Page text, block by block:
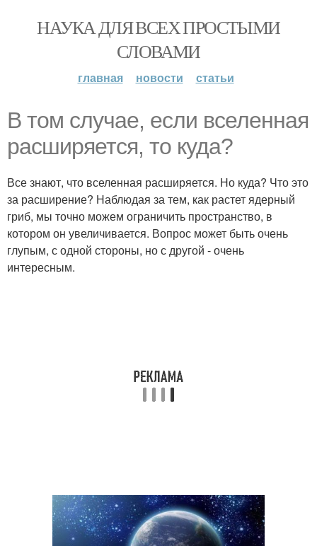
НАУКА ДЛЯ ВСЕХ ПРОСТЫМИ
СЛОВАМИ
главная новости статьи
В том случае, если вселенная
расширяется, то куда?
Все знают, что вселенная расширяется. Но куда? Что это
за расширение? Наблюдая за тем, как растет ядерный
гриб, мы точно можем ограничить пространство, в
котором он увеличивается. Вопрос может быть очень
глупым, с одной стороны, но с другой - очень
интересным.